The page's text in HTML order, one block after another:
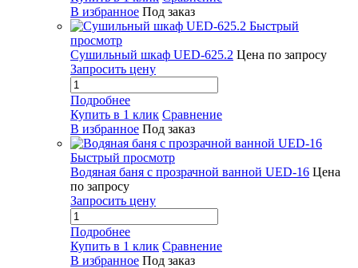
В избранное Под заказ
Быстрый
просмотр
Сушильный шкаф UED-625.2 Цена по запросу
Запросить цену
Подробнее
Купить в 1 клик Сравнение
В избранное Под заказ
Быстрый просмотр
Водяная баня с прозрачной ванной UED-16 Цена
по запросу
Запросить цену
Подробнее
Купить в 1 клик Сравнение
В избранное Под заказ